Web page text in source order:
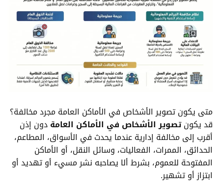
متى يكون تصوير الأشخاص في الأماكن العامة مجرد مخالفة؟
قد يكونتصوير الأشخاص في الأماكن العامةدون إذن
أقرب إلى مخالفة إدارية عندما يحدث في الأسواق، المطاعم،
الحدائق، الممرات، الفعاليات، وسائل النقل، أو الأماكن
المفتوحة للعموم، بشرط ألا يصاحبه نشر مسيء أو تهديد أو
ابتزاز أو تشهير.